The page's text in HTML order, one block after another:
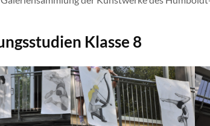
Klasse 8